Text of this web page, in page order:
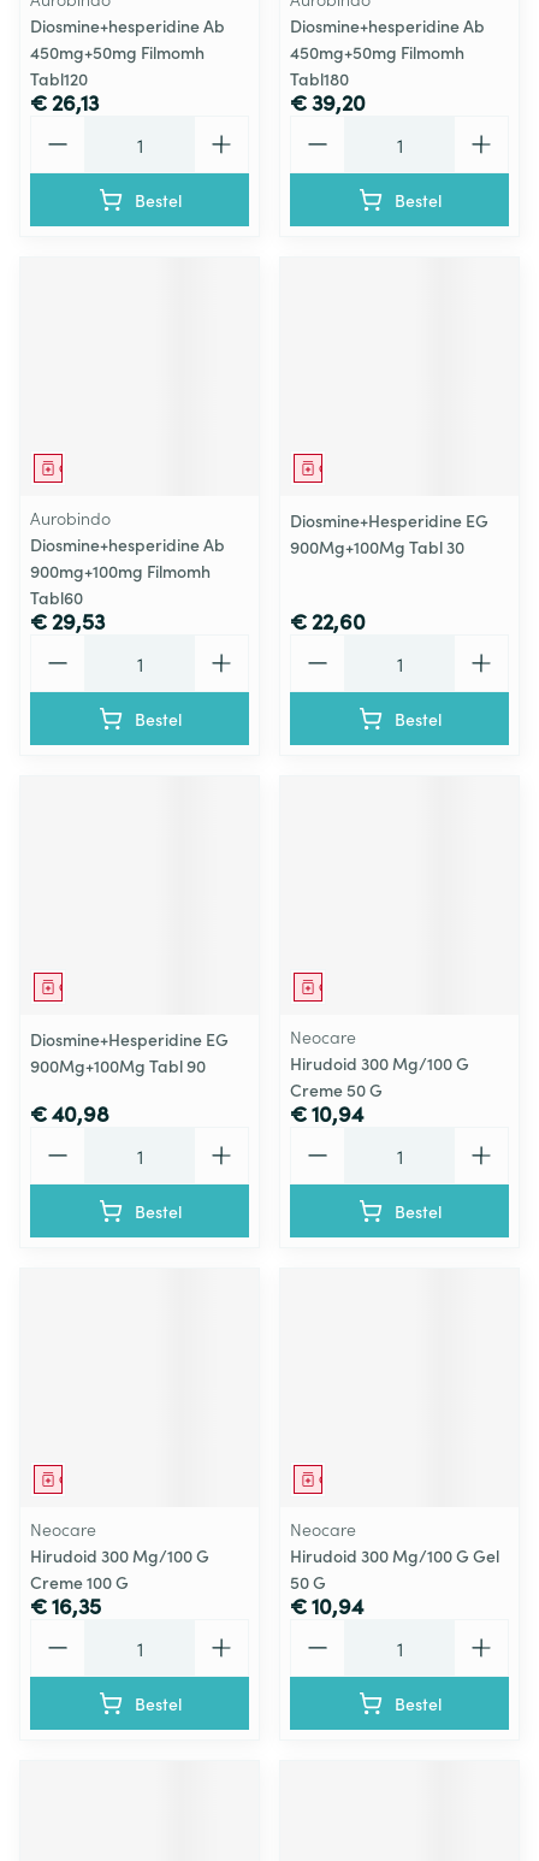
Diosmine+hesperidine Ab
450mg+50mg Filmomh
Tabl120
€ 26,13
Bestel
Diosmine+hesperidine Ab
450mg+50mg Filmomh
Tabl180
€ 39,20
Bestel
Geneesmiddel
Aurobindo
Diosmine+hesperidine Ab
900mg+100mg Filmomh
Tabl60
€ 29,53
Bestel
Geneesmiddel
Diosmine+Hesperidine EG
900Mg+100Mg Tabl 30
€ 22,60
Bestel
Geneesmiddel
Diosmine+Hesperidine EG
900Mg+100Mg Tabl 90
€ 40,98
Bestel
Geneesmiddel
Neocare
Hirudoid 300 Mg/100 G
Creme 50 G
€ 10,94
Bestel
Geneesmiddel
Neocare
Hirudoid 300 Mg/100 G
Creme 100 G
€ 16,35
Bestel
Geneesmiddel
Neocare
Hirudoid 300 Mg/100 G Gel
50 G
€ 10,94
Bestel